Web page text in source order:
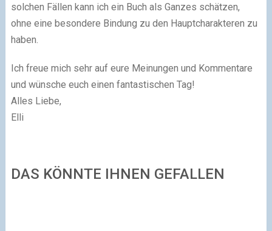
solchen Fällen kann ich ein Buch als Ganzes schätzen,
ohne eine besondere Bindung zu den Hauptcharakteren zu
haben.
Ich freue mich sehr auf eure Meinungen und Kommentare
und wünsche euch einen fantastischen Tag!
Alles Liebe,
Elli
DAS KÖNNTE IHNEN GEFALLEN